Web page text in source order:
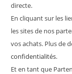
directe.
En cliquant sur les
les sites de nos
vos achats. Plus de
confidentialités.
Et en tant que